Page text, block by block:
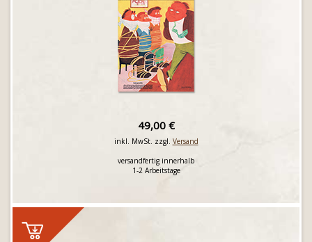
49,00 €
inkl. MwSt. zzgl. Versand
versandfertig innerhalb
1-2 Arbeitstage